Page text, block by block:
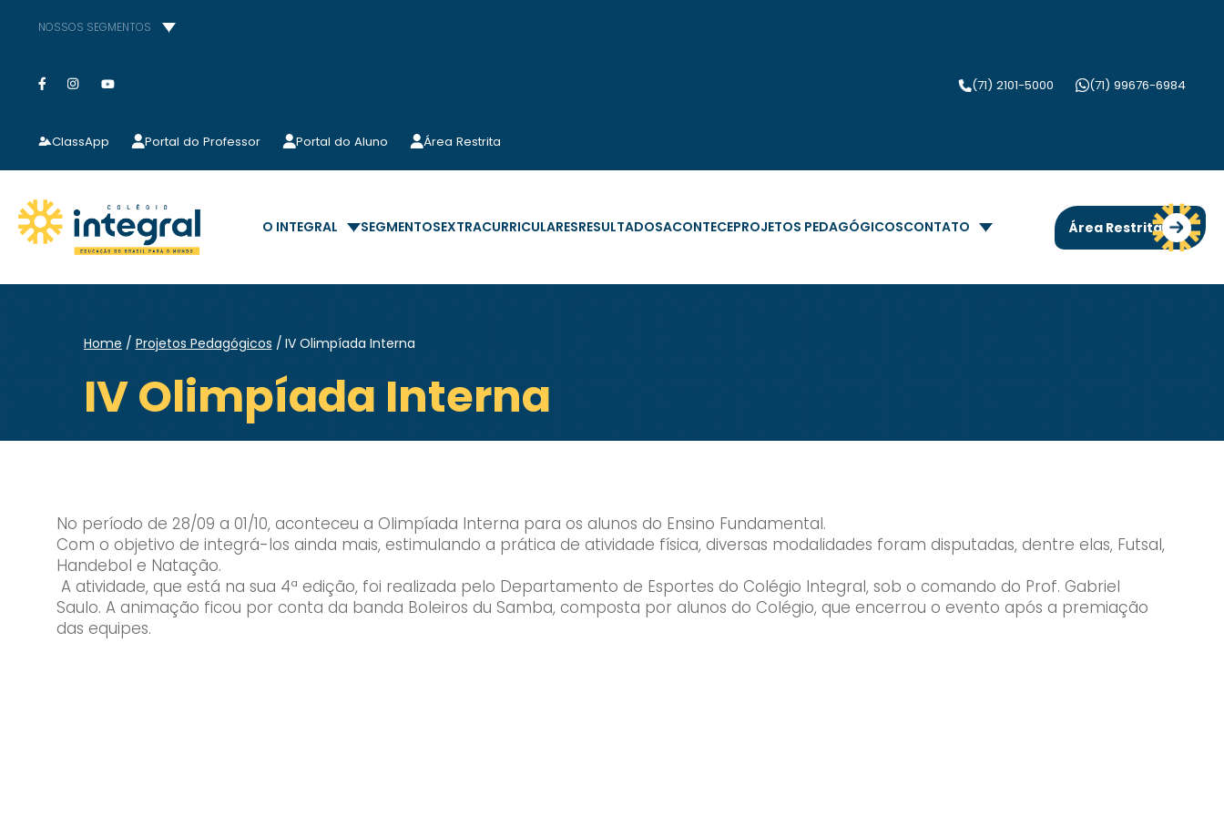
NOSSOS SEGMENTOS
ClassApp Portal do Professor Portal do Aluno Área Restrita
(71) 2101-5000 (71) 99676-6984
O INTEGRAL SEGMENTOSEXTRACURRICULARESRESULTADOSACONTECEPROJETOS PEDAGÓGICOSCONTATO Área Restrita
Home Projetos Pedagógicos IV Olimpíada Interna
IV Olimpíada Interna
No período de 28/09 a 01/10, aconteceu a Olimpíada Interna para os alunos do Ensino Fundamental.
Com o objetivo de integrá-los ainda mais, estimulando a prática de atividade física, diversas modalidades foram disputadas, dentre elas, Futsal,
Handebol e Natação.
A atividade, que está na sua 4ª edição, foi realizada pelo Departamento de Esportes do Colégio Integral, sob o comando do Prof. Gabriel
Saulo. A animação ficou por conta da banda Boleiros du Samba, composta por alunos do Colégio, que encerrou o evento após a premiação
das equipes.